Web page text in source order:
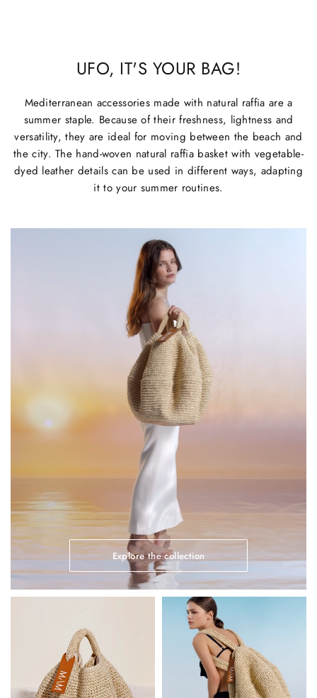
UFO, IT'S YOUR BAG!
Mediterranean accessories made with natural raffia are a
summer staple. Because of their freshness, lightness and
versatility, they are ideal for moving between the beach and
the city. The hand-woven natural raffia basket with vegetable-
dyed leather details can be used in different ways, adapting
it to your summer routines.
Explore the collection